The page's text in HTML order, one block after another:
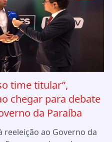
time titular”,
chegar para debate
da Paraíba
ao Governo da